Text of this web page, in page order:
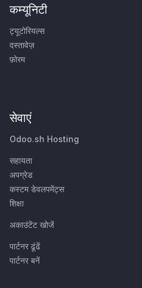
कम्यूनिटी
ट्यूटोरियल्स
दस्तावेज़
फ़ोरम
सेवाएं
Odoo.sh Hosting
सहायता
अपग्रेड
कस्टम डेवलपमेंट्स
शिक्षा
अकाउंटेंट खोजें
पार्टनर ढूंढें
पार्टनर बनें